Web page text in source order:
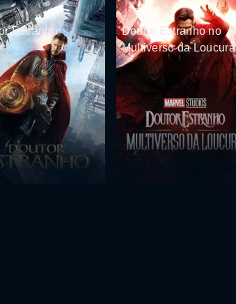
Estranho
Doutor Estranho no
Multiverso da Loucura